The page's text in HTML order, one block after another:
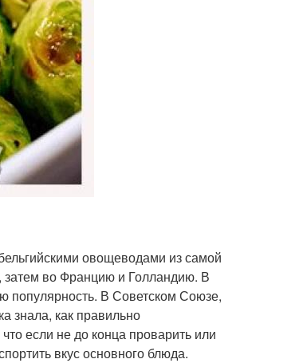
овощеводами из самой
затем во Францию и Голландию. В
популярность. В Советском Союзе,
знала, как правильно
если не до конца проварить или
вкус основного блюда.